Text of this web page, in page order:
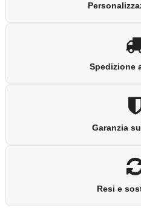
Spedizione
Garanzia
Resi e